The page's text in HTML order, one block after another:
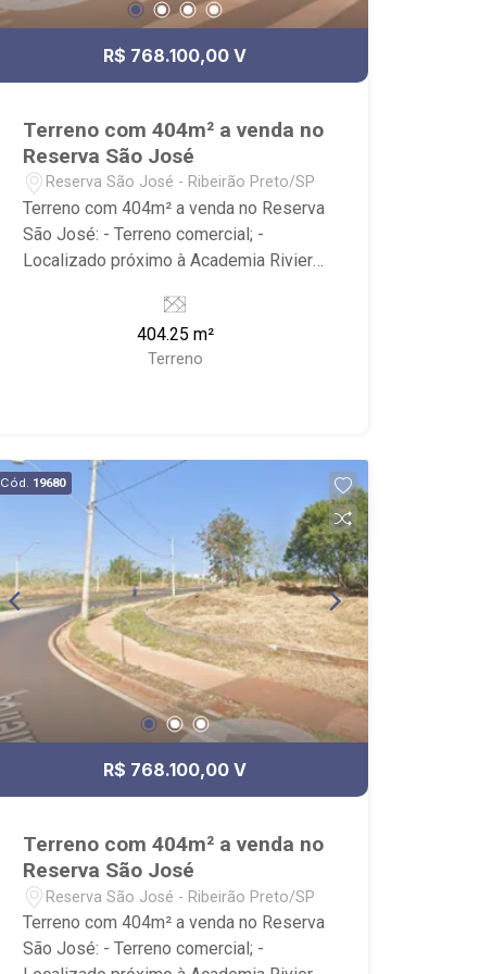
R$ 768.100,00 V
Terreno com 404m² a venda no
Reserva São José
Reserva São José - Ribeirão Preto/SP
Terreno com 404m² a venda no Reserva
São José: - Terreno comercial; -
Localizado próximo à Academia Riviera
Imóveis, referência em venda, compra e
locação. - Sinta-se em casa na Ribeirão
Imóveis, afinal Somos e Vivemos
com foco: Zona Sul, Zona Leste, Centro
e Bonfim Paulista; - para Venda, Compra
e Locação, imobiliária é Ribeirão
Imóveis - sede na Av. Professor João
Fiusa;
404.25 m²
Terreno
Cód. 19680
R$ 768.100,00 V
Terreno com 404m² a venda no
Reserva São José
Reserva São José - Ribeirão Preto/SP
Terreno com 404m² a venda no Reserva
São José: - Terreno comercial; -